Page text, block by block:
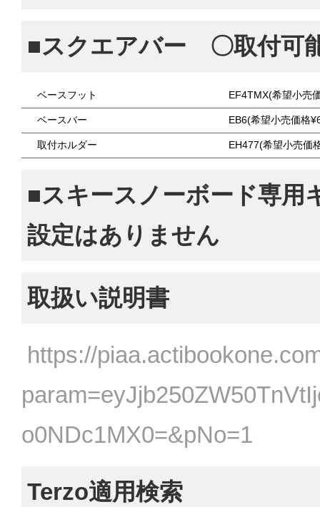
■スクエアバー 〇取付可
ベースフット EF4TMX(希望小売
ベースバー EB6(希望小売価格
取付ホルダー EH477(希望小売価
■スキースノーボード専
設定はありません
取扱い説明書
https://
o0NDc1MX0=&pNo=1
Terzo適用検索